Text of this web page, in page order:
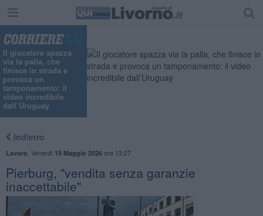
Il giocatore spazza
via la palla, che
finisce in strada e
provoca un
tamponamento: il
video incredibile
dall’Uruguay
Indietro
Lavoro Venerdì 15 Maggio 2026ore 13:27
Pierburg, "vendita senza garanzie
inaccettabile"